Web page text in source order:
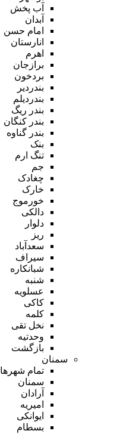
آب پخش
آبدان
امام حسن
انارستان
اهرم
برازجان
بردخون
بندردیر
بندردیلم
بندر ریگ
بندر کنگان
بندر گناوه
بنک
تنگ ارم
جم
چغادک
خارک
خورموج
دالکی
دلوار
ریز
سعدآباد
سیراف
شبانکاره
شنبه
عسلویه
کاکی
کلمه
نخل تقی
وحدتیه
بازگشت
سمنان
تمام شهر‌ها
سمنان
آرادان
امیریه
ایوانکی
بسطام